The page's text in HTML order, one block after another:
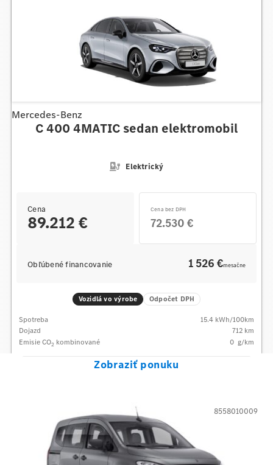
Mercedes-Benz
C 400 4MATIC sedan elektromobil
Elektrický
Cena
89.212 €
Cena bez DPH
72.530 €
Obľúbené financovanie 1 526 €mesačne
Vozidlá vo výrobe Odpočet DPH
Spotreba 15.4 kWh/100km
Dojazd
712 km
Emisie CO2 kombinované 0 g/km
Zobraziť ponuku
8558010009